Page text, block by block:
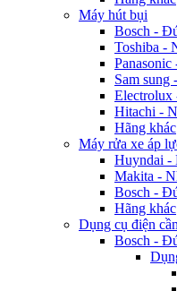
Máy hút bụi
Bosch -
Toshiba -
Panasonic
Sam sung
Electrolux
Hitachi -
Hãng khác
Máy rửa xe áp
Huyndai -
Makita -
Bosch -
Hãng khác
Dụng cụ điện
Bosch -